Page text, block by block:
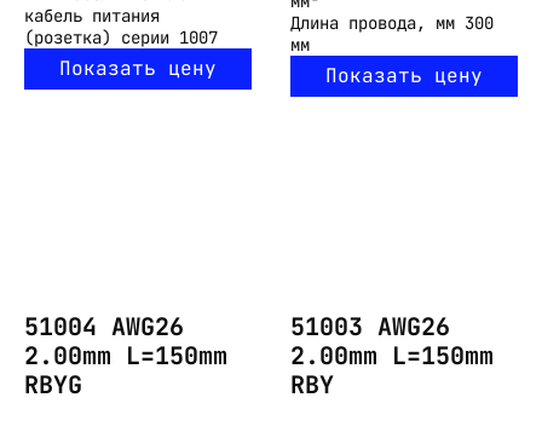
кабель питания
(розетка) серии 1007
Показать цену
Длина провода, мм 300
мм
Показать цену
51004 AWG26
2.00mm L=150mm
RBYG
51003 AWG26
2.00mm L=150mm
RBY